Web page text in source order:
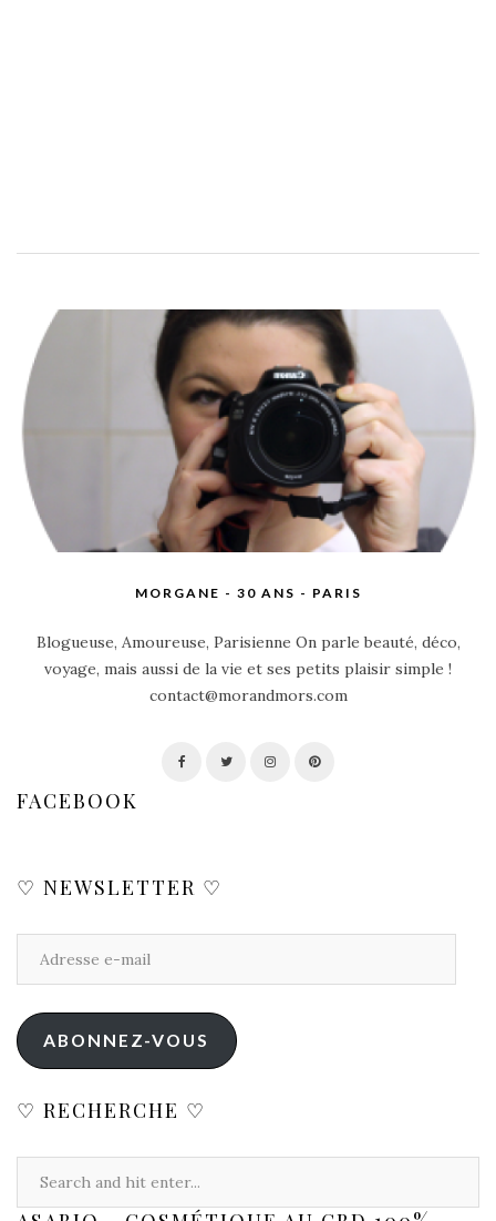
MORGANE - 30 ANS - PARIS
Blogueuse, Amoureuse, Parisienne On parle beauté, déco,
voyage, mais aussi de la vie et ses petits plaisir simple !
contact@morandmors.com
FACEBOOK
♡ NEWSLETTER ♡
ABONNEZ-VOUS
♡ RECHERCHE ♡